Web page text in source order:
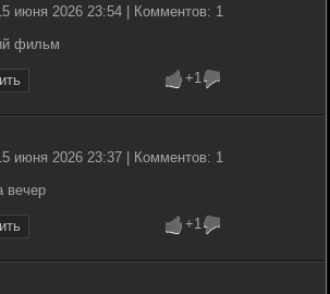
июня 2026 23:54 | Комментов: 1
фильм
+1
июня 2026 23:37 | Комментов: 1
вечер
+1